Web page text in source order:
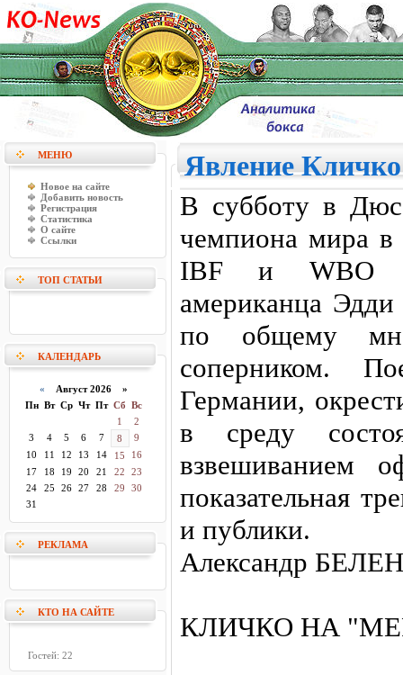
МЕНЮ
Новое на сайте
Добавить новость
Регистрация
Статистика
О сайте
Ссылки
ТОП СТАТЬИ
КАЛЕНДАРЬ
« Август 2026 »
Пн Вт Ср Чт Пт Сб Вс
1
2
3
4 5 6 7 8
9
10
11 12 13 14 15
16
17
18 19 20 21 22
23
24
25 26 27 28 29
30
31
РЕКЛАМА
КТО НА САЙТЕ
Гостей: 22
Явление
В субботу в
чемпиона мира в
IBF и WBO
американца
по общему
соперником.
Германии,
в среду
взвешиванием
показательная
и публики.
Александр
КЛИЧКО НА